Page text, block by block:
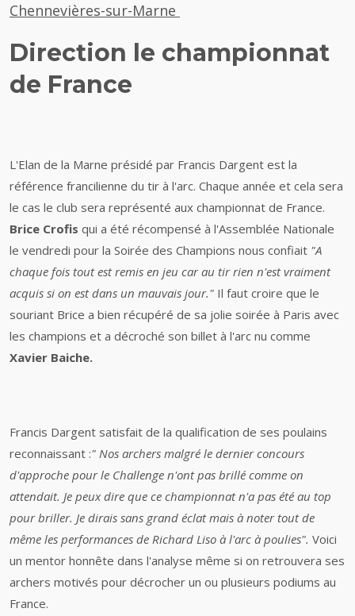
Chennevières-sur-Marne
Direction le championnat
de France
L'Elan de la Marne présidé par Francis Dargent est la
référence francilienne du tir à l'arc. Chaque année et cela sera
le cas le club sera représenté aux championnat de France.
Brice Crofis qui a été récompensé à l'Assemblée Nationale
le vendredi pour la Soirée des Champions nous confiait "A
chaque fois tout est remis en jeu car au tir rien n'est vraiment
acquis si on est dans un mauvais jour." Il faut croire que le
souriant Brice a bien récupéré de sa jolie soirée à Paris avec
les champions et a décroché son billet à l'arc nu comme
Xavier Baiche.
Francis Dargent satisfait de la qualification de ses poulains
reconnaissant :" Nos archers malgré le dernier concours
d'approche pour le Challenge n'ont pas brillé comme on
attendait. Je peux dire que ce championnat n'a pas été au top
pour briller. Je dirais sans grand éclat mais à noter tout de
même les performances de Richard Liso à l'arc à poulies". Voici
un mentor honnête dans l'analyse même si on retrouvera ses
archers motivés pour décrocher un ou plusieurs podiums au
France.